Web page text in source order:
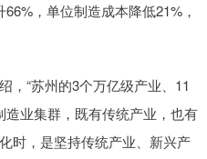
，单位制造成本降低21%，
“苏州的3个万亿级产业、11
业集群，既有传统产业，也有
时，是坚持传统产业、新兴产